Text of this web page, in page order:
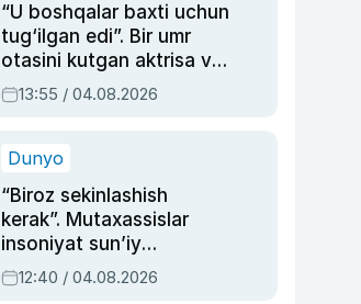
“U boshqalar baxti uchun
tug‘ilgan edi”. Bir umr
otasini kutgan aktrisa va
dublyaj ustasi Rimma
Ahmedovaning
13:55 / 04.08.2026
Dunyo
“Biroz sekinlashish
kerak”. Mutaxassislar
insoniyat sun’iy
intellektni boshqara
olmay qolishidan xavotir
12:40 / 04.08.2026